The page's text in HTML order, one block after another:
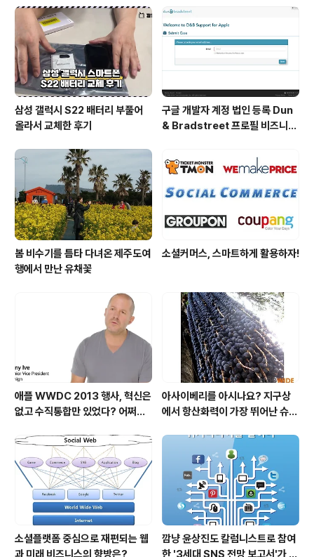
듯 합니다. ^^; 를 쓰기 시작한 것이 2011년 8월이었고, 완
성도 높은 책을 쓰고 싶어서 6개월간 공들여 썼고, 출판사
와 계약하고 편집에 또 많은 시간이 지나갔고.. 그럼에도
불..
삼성 갤럭시 S22 배터리 부풀어
올라서 교체한 후기
구글 개발자 계정 법인 등록 Dun
& Bradstreet 프로필 비즈니스
봄 비수기를 틈타 다녀온 제주도여
행에서 만난 유채꽃
소셜커머스, 스마트하게 활용하자!
애플 WWDC 2013 행사, 혁신은
없고 수직통합만 있었다? 어쩌면
아사이베리를 아시나요? 지구상
에서 항산화력이 가장 뛰어난 슈퍼
소셜플랫폼 중심으로 재편되는 웹
깜냥 윤상진도 칼럼니스트로 참여